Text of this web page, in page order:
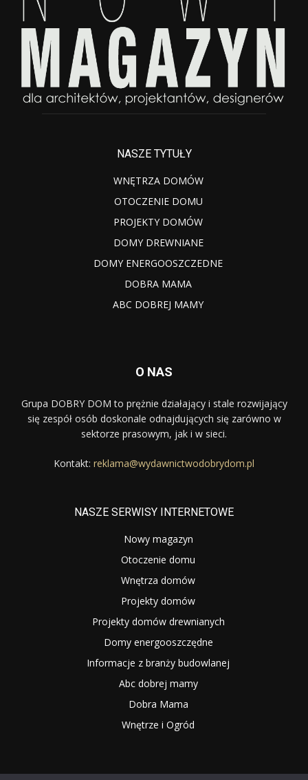
NASZE TYTUŁY
WNĘTRZA DOMÓW
OTOCZENIE DOMU
PROJEKTY DOMÓW
DOMY DREWNIANE
DOMY ENERGOOSZCZEDNE
DOBRA MAMA
ABC DOBREJ MAMY
O NAS
Grupa DOBRY DOM to prężnie działający i stale rozwijający
się zespół osób doskonale odnajdujących się zarówno w
sektorze prasowym, jak i w sieci.
Kontakt: reklama@wydawnictwodobrydom.pl
NASZE SERWISY INTERNETOWE
Nowy magazyn
Otoczenie domu
Wnętrza domów
Projekty domów
Projekty domów drewnianych
Domy energooszczędne
Informacje z branży budowlanej
Abc dobrej mamy
Dobra Mama
Wnętrze i Ogród